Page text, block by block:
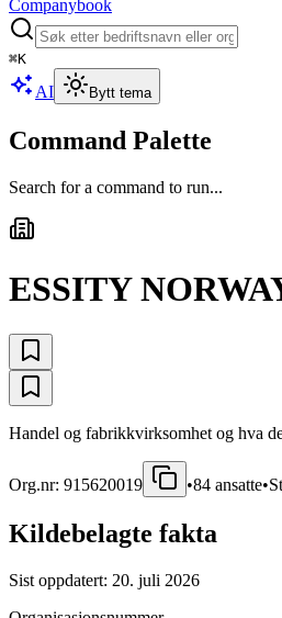
Companybook
⌘K
AI Bytt tema
Command Palette
Search for a command to run...
ESSITY
Handel og fabrikkvirksomhet og hva
Org.nr: 915620019 •84 ansatte•
Kildebelagte fakta
Sist oppdatert: 20. juli 2026